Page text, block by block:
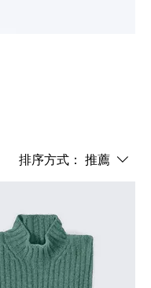
排序方式： 推薦